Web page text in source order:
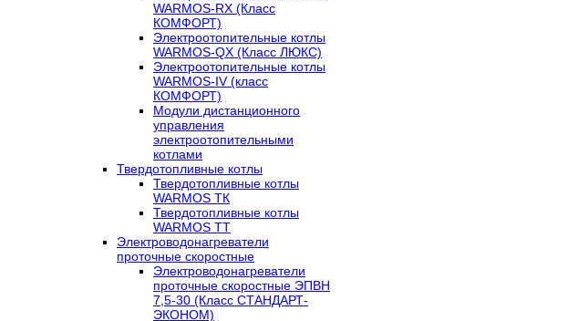
WARMOS-RX (Класс
КОМФОРТ)
Электроотопительные котлы
WARMOS-QX (Класс ЛЮКС)
Электроотопительные котлы
WARMOS-IV (класс
КОМФОРТ)
Модули дистанционного
управления
электроотопительными
котлами
Твердотопливные котлы
Твердотопливные котлы
WARMOS TК
Твердотопливные котлы
WARMOS TT
Электроводонагреватели
проточные скоростные
Электроводонагреватели
проточные скоростные ЭПВН
7,5-30 (Класс СТАНДАРТ-
ЭКОНОМ)